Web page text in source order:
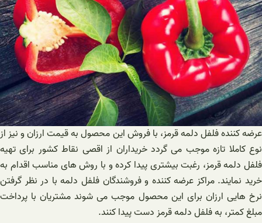
عرضه کننده فلفل دلمه قرمز، با فروش این محصول به قیمت ارزان و نیز از
نوع کاملا تازه موجب می گردد خریداران از اقصی نقاط کشور برای تهیه
فلفل دلمه قرمز، رغبت بیشتری پیدا کرده و با روش های مناسب اقدام به
خرید نمایند. مراکز عرضه کننده و فروشندگان فلفل دلمه با در نظر گرفتن
نرخ هایی ارزان برای این محصول موجب می شوند مشتریان با پرداخت
مبلغ کمتر، به فلفل دلمه قرمز دست پیدا کنند.